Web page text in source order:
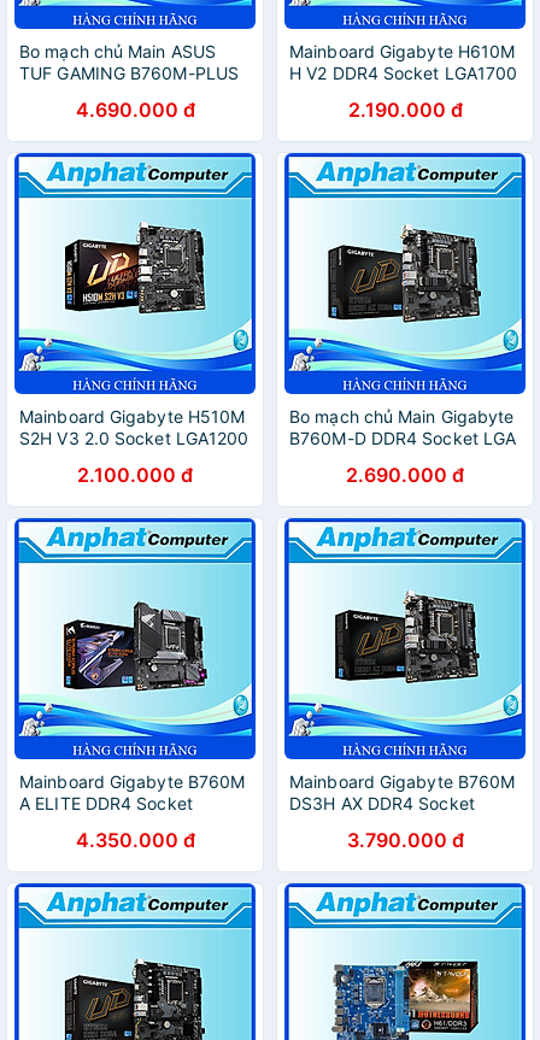
Bo mạch chủ Main ASUS
TUF GAMING B760M-PLUS
Hàng Chính Hãng
4.690.000 đ
Mainboard Gigabyte H610M
H V2 DDR4 Socket LGA1700
2.190.000 đ
Mainboard Gigabyte H510M
S2H V3 2.0 Socket LGA1200
2.100.000 đ
Bo mạch chủ Main Gigabyte
B760M-D DDR4 Socket LGA
2.690.000 đ
Mainboard Gigabyte B760M
A ELITE DDR4 Socket
4.350.000 đ
Mainboard Gigabyte B760M
DS3H AX DDR4 Socket
3.790.000 đ